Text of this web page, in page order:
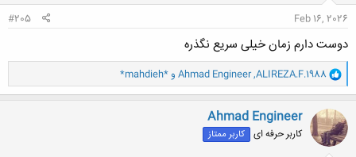
Feb 16, 2026
#205
دوست دارم زمان خیلی سریع نگذره
و
ا
ک
ن
ش
ه
ا
ALIREZA.F.1988
,
Ahmad Engineer و *mahdieh*
Ahmad Engineer
کاربر حرفه ای کاربر ممتاز